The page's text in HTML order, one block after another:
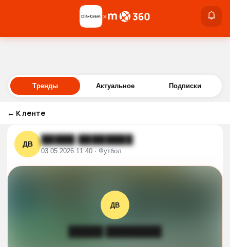
Войти
×
Тренды Актуальное Подписки
← К ленте
ДВ █████ ████████
03.05.2026 11:40 · Футбол
ДВ